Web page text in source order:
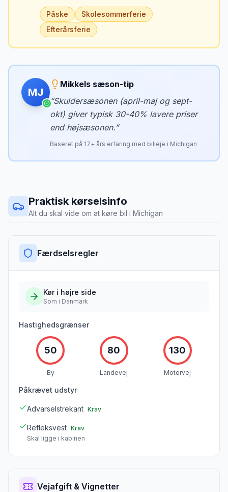
Påske
Skolesommerferie
Efterårsferie
MJ
Mikkels sæson-tip
“Skuldersæsonen (april-maj og sept-
okt) giver typisk 30-40% lavere priser
end højsæsonen.”
Baseret på 17+ års erfaring med billeje i Michigan
Praktisk kørselsinfo
Alt du skal vide om at køre bil i Michigan
Færdselsregler
Kør i højre side
Som i Danmark
Hastighedsgrænser
50
By
80
Landevej
130
Motorvej
Påkrævet udstyr
Advarselstrekant Krav
Refleksvest Krav
Skal ligge i kabinen
Vejafgift & Vignetter